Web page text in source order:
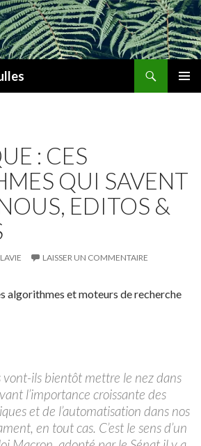
: CES
QUI SAVENT
EDITOS &
LAISSER UN COMMENTAIRE
algorithmes et moteurs de recherche
vont-ils bientôt mettre le nez dans
l’importance croissante des
et de l’automatisation dans nos
en tout cas. C’est le sens d’un